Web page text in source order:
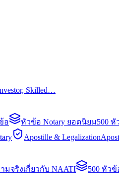
Skilled…
อ หัวข้อ Notary ยอดนิยม500 หั
Apostille & Legalization
มจริงเกี่ยวกับ NAATI 500 หัว